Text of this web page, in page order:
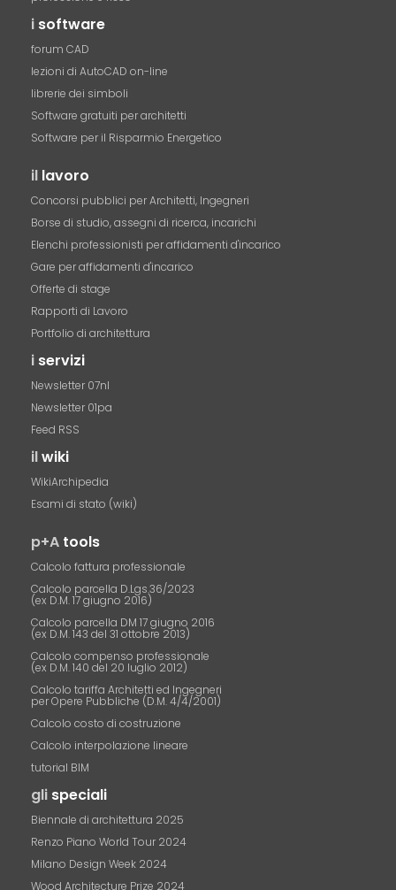
i software
forum CAD
lezioni di AutoCAD on-line
librerie dei simboli
Software gratuiti per architetti
Software per il Risparmio Energetico
il lavoro
Concorsi pubblici per Architetti, Ingegneri
Borse di studio, assegni di ricerca, incarichi
Elenchi professionisti per affidamenti d'incarico
Gare per affidamenti d'incarico
Offerte di stage
Rapporti di Lavoro
Portfolio di architettura
i servizi
Newsletter 07nl
Newsletter 01pa
Feed RSS
ilwiki
WikiArchipedia
Esami di stato (wiki)
p+A tools
Calcolo fattura professionale
Calcolo parcella D.Lgs.36/2023
(ex D.M. 17 giugno 2016)
Calcolo parcella DM 17 giugno 2016
(ex D.M. 143 del 31 ottobre 2013)
Calcolo compenso professionale
(ex D.M. 140 del 20 luglio 2012)
Calcolo tariffa Architetti ed Ingegneri
per Opere Pubbliche (D.M. 4/4/2001)
Calcolo costo di costruzione
Calcolo interpolazione lineare
tutorial BIM
gli speciali
Biennale di architettura 2025
Renzo Piano World Tour 2024
Milano Design Week 2024
Wood Architecture Prize 2024